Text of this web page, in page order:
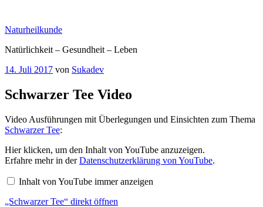
springen
Naturheilkunde
Natürlichkeit – Gesundheit – Leben
Veröffentlicht
14. Juli 2017 von Sukadev
Schwarzer Tee Video
Video Ausführungen mit Überlegungen und Einsichten zum Thema
Schwarzer Tee:
„Schwarzer
Tee“
von
anzeigen
Hier klicken, um den Inhalt von YouTube anzuzeigen.
Erfahre mehr in derDatenschutzerklärung von YouTube.
Inhalt von YouTube immer anzeigen
„Schwarzer Tee“ direkt öffnen